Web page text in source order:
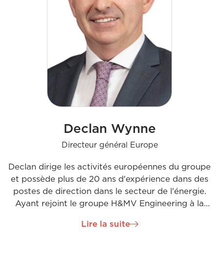
Declan Wynne
Directeur général Europe
Declan dirige les activités européennes du groupe
et possède plus de 20 ans d'expérience dans des
postes de direction dans le secteur de l'énergie.
Ayant rejoint le groupe H&MV Engineering à la
entrepreneurial, une solide expérience en ingénierie
Lire la suite